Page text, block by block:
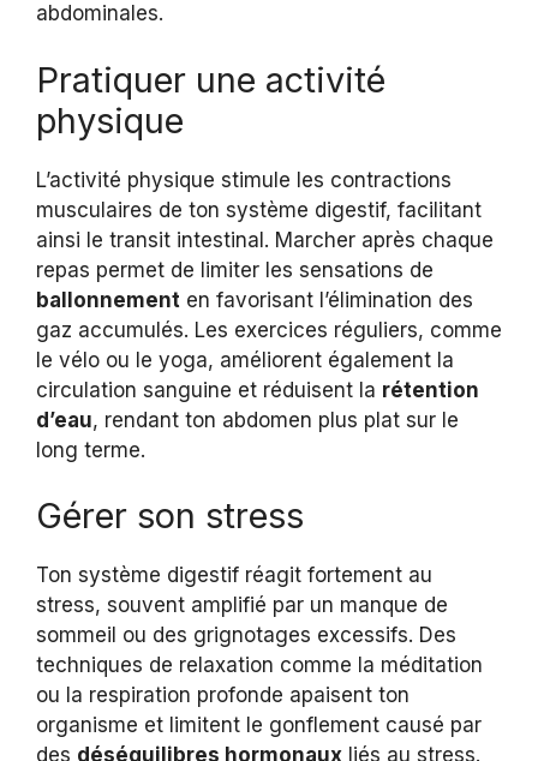
abdominales.
Pratiquer une activité
physique
L’activité physique stimule les contractions
musculaires de ton système digestif, facilitant
ainsi le transit intestinal. Marcher après chaque
repas permet de limiter les sensations de
ballonnement en favorisant l’élimination des
gaz accumulés. Les exercices réguliers, comme
le vélo ou le yoga, améliorent également la
circulation sanguine et réduisent la rétention
d’eau, rendant ton abdomen plus plat sur le
long terme.
Gérer son stress
Ton système digestif réagit fortement au
stress, souvent amplifié par un manque de
sommeil ou des grignotages excessifs. Des
techniques de relaxation comme la méditation
ou la respiration profonde apaisent ton
organisme et limitent le gonflement causé par
des déséquilibres hormonaux liés au stress.